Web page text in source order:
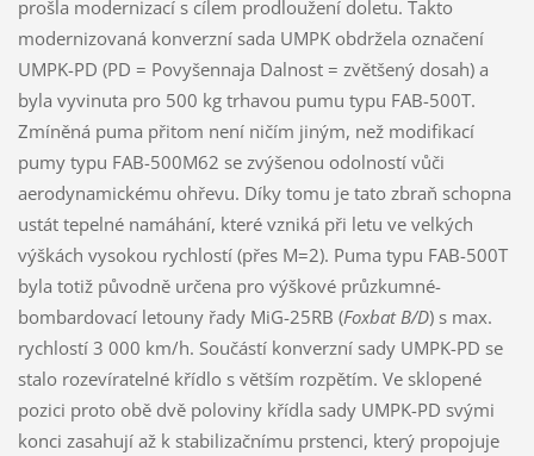
prošla modernizací s cílem prodloužení doletu. Takto
modernizovaná konverzní sada UMPK obdržela označení
UMPK-PD (PD = Povyšennaja Dalnost = zvětšený dosah) a
byla vyvinuta pro 500 kg trhavou pumu typu FAB-500T.
Zmíněná puma přitom není ničím jiným, než modifikací
pumy typu FAB-500M62 se zvýšenou odolností vůči
aerodynamickému ohřevu. Díky tomu je tato zbraň schopna
ustát tepelné namáhání, které vzniká při letu ve velkých
výškách vysokou rychlostí (přes M=2). Puma typu FAB-500T
byla totiž původně určena pro výškové průzkumné-
bombardovací letouny řady MiG-25RB (Foxbat B/D) s max.
rychlostí 3 000 km/h. Součástí konverzní sady UMPK-PD se
stalo rozevíratelné křídlo s větším rozpětím. Ve sklopené
pozici proto obě dvě poloviny křídla sady UMPK-PD svými
konci zasahují až k stabilizačnímu prstenci, který propojuje